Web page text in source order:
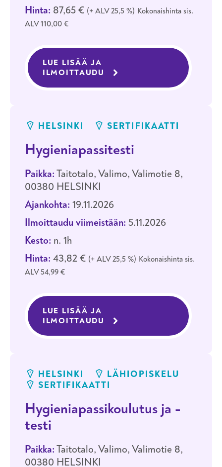
Hinta: 87,65 € + ALV 25,5 % Kokonaishinta sis.
ALV 110,00 €
LUE LISÄÄ JA
ILMOITTAUDU
KOULUTUKSEEN
HELSINKI SERTIFIKAATTI
Hygieniapassitesti
Paikka:Taitotalo, Valimo, Valimotie 8,
00380 HELSINKI
Ajankohta: 19.11.2026
Ilmoittaudu viimeistään: 5.11.2026
Kesto: n. 1h
Hinta: 43,82 € + ALV 25,5 % Kokonaishinta sis.
ALV 54,99 €
LUE LISÄÄ JA
ILMOITTAUDU
KOULUTUKSEEN
HELSINKI
LÄHIOPISKELU
SERTIFIKAATTI
Hygieniapassikoulutus ja -
testi
Paikka:Taitotalo, Valimo, Valimotie 8,
00380 HELSINKI